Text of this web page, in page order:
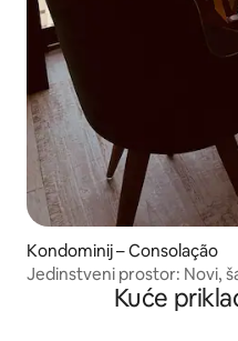
Kondominij – Consolação
Jedinstveni prostor: Novi,
Kuće